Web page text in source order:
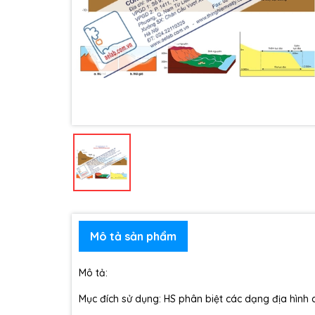
Mô tả sản phẩm
Mô tả:
Mục đích sử dụng: HS phân biệt các dạng địa hình